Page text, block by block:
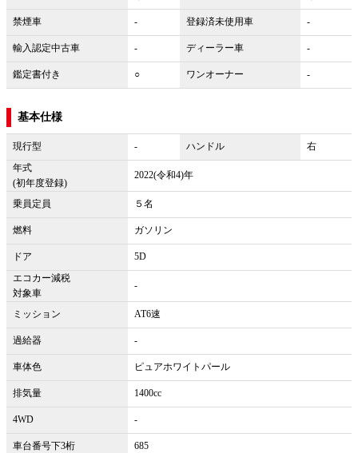
禁煙車 - 登録済未使用車 -
輸入認定中古車 - ディーラー車 -
鑑定書付き ○ ワンオーナー -
基本仕様
現行型 - ハンドル
右
年式
(初年度登録)
2022(令和4)年
乗員定員 ５名
燃料 ガソリン
ドア
5D
エコカー減税
対象車
-
ミッション AT6速
過給器 -
車体色 ピュアホワイトパール
排気量 1400cc
4WD -
車台番号下3桁 685